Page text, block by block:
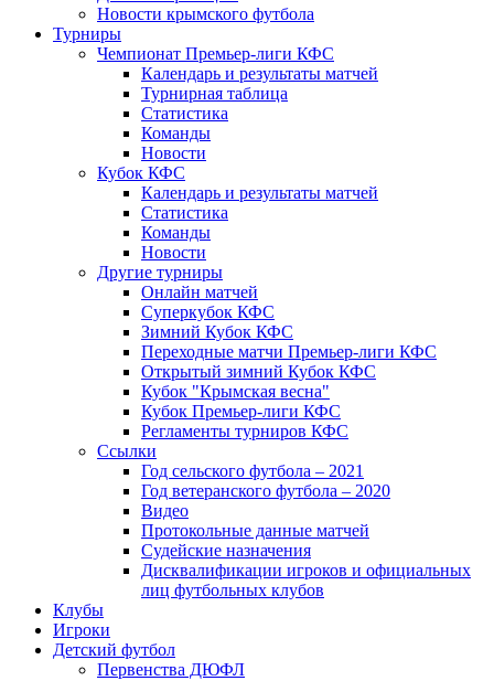
Новости крымского футбола
Турниры
Чемпионат Премьер-лиги КФС
Календарь и результаты матчей
Турнирная таблица
Статистика
Команды
Новости
Кубок КФС
Календарь и результаты матчей
Статистика
Команды
Новости
Другие турниры
Онлайн матчей
Суперкубок КФС
Зимний Кубок КФС
Переходные матчи Премьер-лиги КФС
Открытый зимний Кубок КФС
Кубок "Крымская весна"
Кубок Премьер-лиги КФС
Регламенты турниров КФС
Ссылки
Год сельского футбола – 2021
Год ветеранского футбола – 2020
Видео
Протокольные данные матчей
Судейские назначения
Дисквалификации игроков и официальных
лиц футбольных клубов
Клубы
Игроки
Детский футбол
Первенства ДЮФЛ